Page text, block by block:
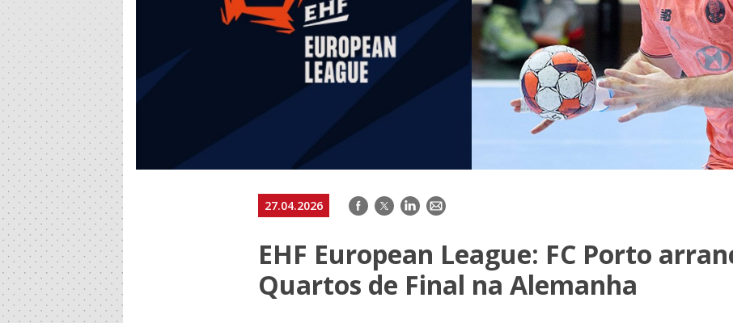
27.04.2026 Facebook
TwitterLinkedIn
E-
EHF European League: FC Porto
Quartos de Final na Alemanha